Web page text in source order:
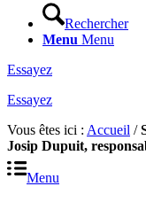
Rechercher
Menu Menu
Essayez
Essayez
Vous êtes ici : Accueil /
Josip Dupuit,
Menu